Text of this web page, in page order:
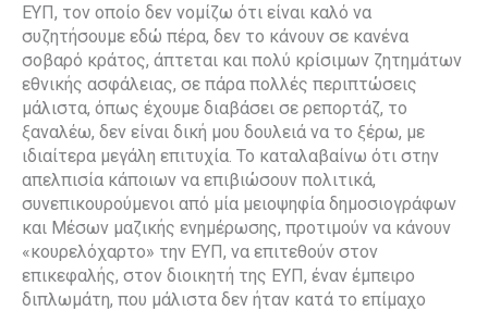
ΕΥΠ, τον οποίο δεν νομίζω ότι είναι καλό να
συζητήσουμε εδώ πέρα, δεν το κάνουν σε κανένα
σοβαρό κράτος, άπτεται και πολύ κρίσιμων ζητημάτων
εθνικής ασφάλειας, σε πάρα πολλές περιπτώσεις
μάλιστα, όπως έχουμε διαβάσει σε ρεπορτάζ, το
ξαναλέω, δεν είναι δική μου δουλειά να το ξέρω, με
ιδιαίτερα μεγάλη επιτυχία. Το καταλαβαίνω ότι στην
απελπισία κάποιων να επιβιώσουν πολιτικά,
συνεπικουρούμενοι από μία μειοψηφία δημοσιογράφων
και Μέσων μαζικής ενημέρωσης, προτιμούν να κάνουν
«κουρελόχαρτο» την ΕΥΠ, να επιτεθούν στον
επικεφαλής, στον διοικητή της ΕΥΠ, έναν έμπειρο
διπλωμάτη, που μάλιστα δεν ήταν κατά το επίμαχο